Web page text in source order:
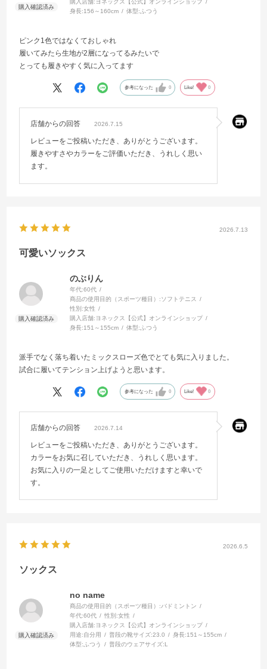
購入店舗: ヨネックス【公式】オンラインショップ
身長:156～160cm 体型: ふつう
ピンク1色ではなくておしゃれ
履いてみたら生地が2層になってるみたいで
とっても履きやすく気に入ってます
参考になった 0 Like! 0
店舗からの回答 2026.7.15
レビューをご投稿いただき、ありがとうございます。
履きやすさやカラーをご評価いただき、うれしく思い
ます。
2026.7.13
可愛いソックス
のぶりん
年代:60代
商品の使用目的（スポーツ種目）:ソフトテニス
性別:女性
購入店舗: ヨネックス【公式】オンラインショップ
身長:151～155cm 体型: ふつう
派手でなく落ち着いたミックスローズ色でとても気に入りました。
試合に履いてテンション上げようと思います。
参考になった 0 Like! 0
店舗からの回答 2026.7.14
レビューをご投稿いただき、ありがとうございます。
カラーをお気に召していただき、うれしく思います。
お気に入りの一足としてご使用いただけますと幸いで
す。
2026.6.5
ソックス
no name
商品の使用目的（スポーツ種目）:バドミントン
年代:60代 性別:女性
購入店舗: ヨネックス【公式】オンラインショップ
用途:自分用 普段の靴サイズ:23.0 身長:151～155cm
体型: ふつう 普段のウェアサイズ:L